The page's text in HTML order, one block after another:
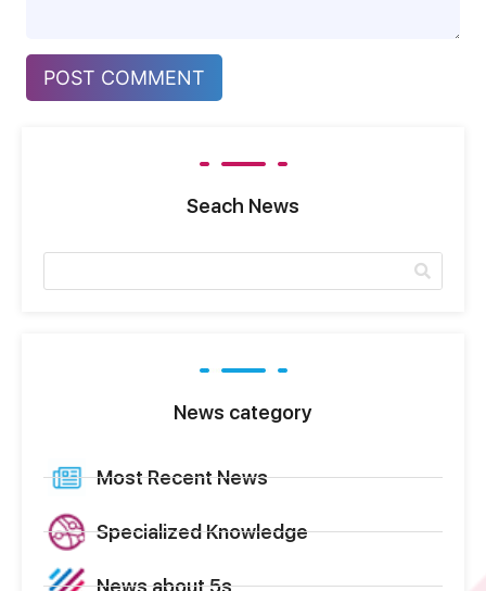
Seach News
News category
Most Recent News
Specialized Knowledge
News about 5s